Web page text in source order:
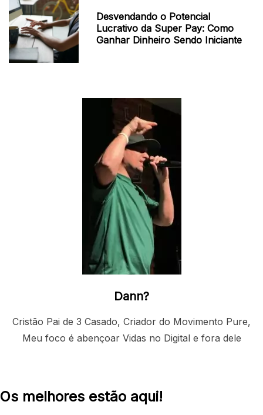
Desvendando o Potencial
Lucrativo da Super Pay: Como
Ganhar Dinheiro Sendo Iniciante
Dann?
Cristão Pai de 3 Casado, Criador do Movimento Pure,
Meu foco é abençoar Vidas no Digital e fora dele
Os melhores estão aqui!